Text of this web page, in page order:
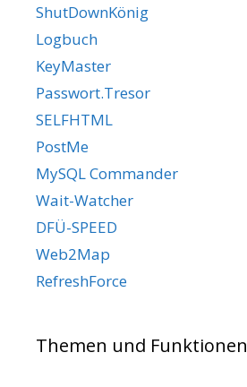
ShutDownKönig
Logbuch
KeyMaster
Passwort.Tresor
SELFHTML
PostMe
MySQL Commander
Wait-Watcher
DFÜ-SPEED
Web2Map
RefreshForce
Themen und Funktionen